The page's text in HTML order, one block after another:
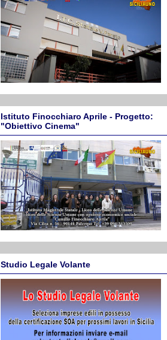
Istituto Finocchiaro Aprile - Progetto:
"Obiettivo Cinema"
Studio Legale Volante